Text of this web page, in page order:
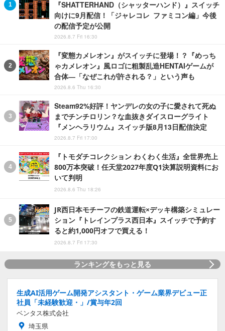
『SHATTERHAND（シャッターハンド）』スイッチ
向けに9月配信！「ジャレコレ ファミコン編」今後
の配信予定が公開
2026.8.7 Fri 16:30
『変態カメレオン』がスイッチに登場！？『めっち
ゃカメレオン』風ロゴに粗製乱造HENTAIゲームが
合体―「なぜこれが許される？」という声も
2026.8.6 Thu 16:30
Steam92%好評！ヤンデレの女の子に愛されて死ぬ
までチンチロリン？な血抜きダイスローグライト
『メンヘラリウム』スイッチ版8月13日配信決定
2026.8.7 Fri 17:00
『トモダチコレクション わくわく生活』全世界売上
800万本突破！任天堂2027年度Q1決算説明資料にお
いて判明
2026.8.6 Thu 18:26
JR西日本モチーフの鉄道運転×デッキ構築シミュレー
ション『トレインプラス西日本』スイッチで予約す
ると約1,000円オフで買える！
2026.8.7 Fri 17:30
ランキングをもっと見る
生成AI活用ゲーム開発アシスタント・ゲーム業界デビュー正
社員「未経験歓迎・」/賞与年2回
ベンタス株式会社
埼玉県